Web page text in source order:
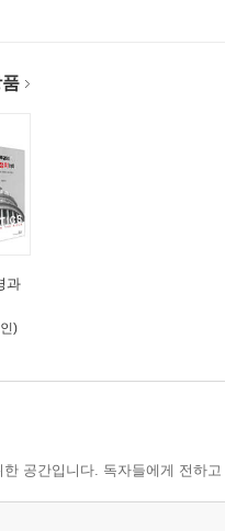
나님을 신뢰하고 믿음을 행
과
)
공간입니다. 독자들에게 전하